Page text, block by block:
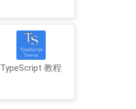
TypeScript 教程